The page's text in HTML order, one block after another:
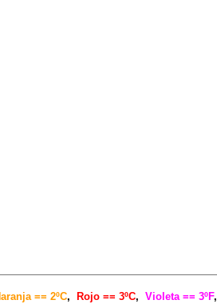
== 2ºC, Rojo == 3ºC, Violeta == 3ºF,